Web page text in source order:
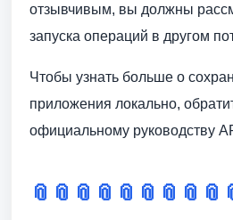
отзывчивым, вы должны
запуска операций в другом
Чтобы узнать больше о
приложения локально,
официальному руководству
📎 📎 📎 📎 📎 📎 📎 📎 📎